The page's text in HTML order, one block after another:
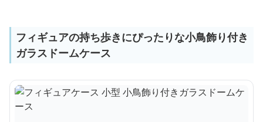
フィギュアの持ち歩きにぴったりな小鳥飾り付き
ガラスドームケース